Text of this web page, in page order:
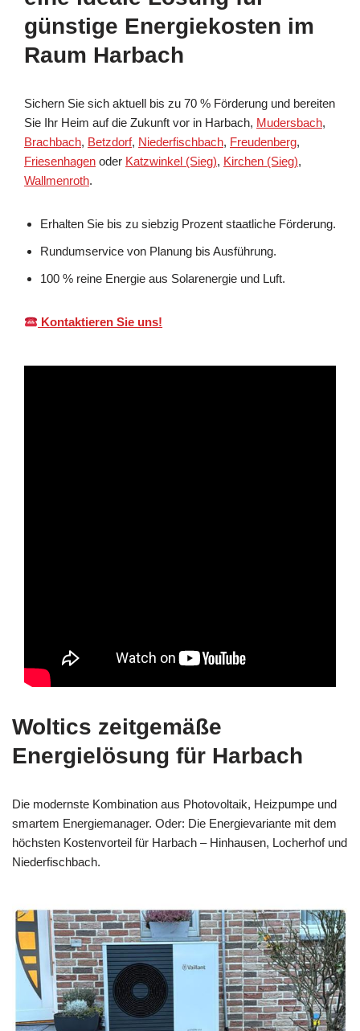
günstige Energiekosten im
Raum Harbach
Sichern Sie sich aktuell bis zu 70 % Förderung und bereiten
Sie Ihr Heim auf die Zukunft vor in Harbach, Mudersbach,
Brachbach, Betzdorf, Niederfischbach, Freudenberg,
Friesenhagen oder Katzwinkel (Sieg), Kirchen (Sieg),
Wallmenroth.
Erhalten Sie bis zu siebzig Prozent staatliche Förderung.
Rundumservice von Planung bis Ausführung.
100 % reine Energie aus Solarenergie und Luft.
Kontaktieren Sie uns!
Woltics zeitgemäße
Energielösung für Harbach
Die modernste Kombination aus Photovoltaik, Heizpumpe und
smartem Energiemanager. Oder: Die Energievariante mit dem
höchsten Kostenvorteil für Harbach – Hinhausen, Locherhof und
Niederfischbach.